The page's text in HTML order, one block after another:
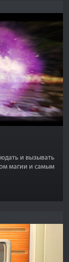
и вызывать
магии и самым